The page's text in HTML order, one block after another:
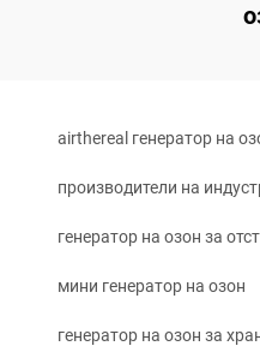
airthereal генератор на
производители на
генератор на озон за
мини генератор на озон
генератор на озон за